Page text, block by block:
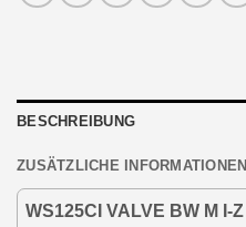
BESCHREIBUNG
ZUSÄTZLICHE INFORMATIONEN
WS125CI VALVE BW M I-Z